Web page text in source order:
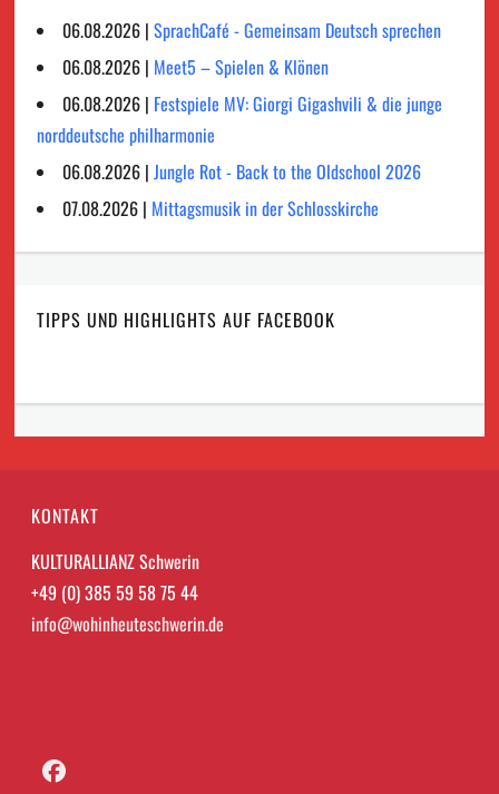
06.08.2026 |SprachCafé - Gemeinsam Deutsch sprechen
06.08.2026 | Meet5 – Spielen & Klönen
06.08.2026 | Festspiele MV: Giorgi Gigashvili & die junge
norddeutsche philharmonie
06.08.2026 |Jungle Rot - Back to the Oldschool 2026
07.08.2026 | Mittagsmusik in der Schlosskirche
TIPPS UND HIGHLIGHTS AUF FACEBOOK
KONTAKT
KULTURALLIANZ Schwerin
+49 (0) 385 59 58 75 44
info@wohinheuteschwerin.de